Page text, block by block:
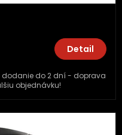
Detail
dodanie do 2 dní - doprava
objednávku!